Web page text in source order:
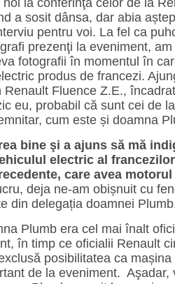
la conferinţa celor de la
a sosit dânsa, dar abia
pentru voi. La fel ca
prezenţi la eveniment,
fotografii în momentul în
produs de francezi.
Renault Fluence Z.E.,
eu, probabil că sunt cei de
cum este și doamna
bine şi a ajuns să mă
electric al
care avea
deja ne-am obișnuit cu
din delegația doamnei
Plumb era cel mai înalt
în timp ce oficialii Renault
posibilitatea ca
de la eveniment. Aşadar,